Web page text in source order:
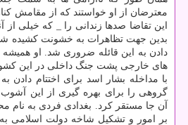
معترضان از او خواستند که از مقامش
این تقاضا صدها زندانی را _ که خیلی از
بدین جهت تظاهرات به خشونت کشیده
دادن به این قائله ضروری شد. او
های خارجی پشت جنگ داخلی در این
با مداخله بشار اسد برای اختتام دادن
گروهی را برای بهره گیری از این آشوب
آن جا مستقر کرد. بغدادی فردی به نام
بر امور و تشکیل شاخه دولت اسلامی